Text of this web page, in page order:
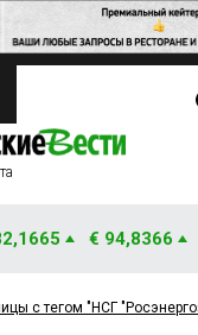
€ 94,8366
c тегом "НСГ